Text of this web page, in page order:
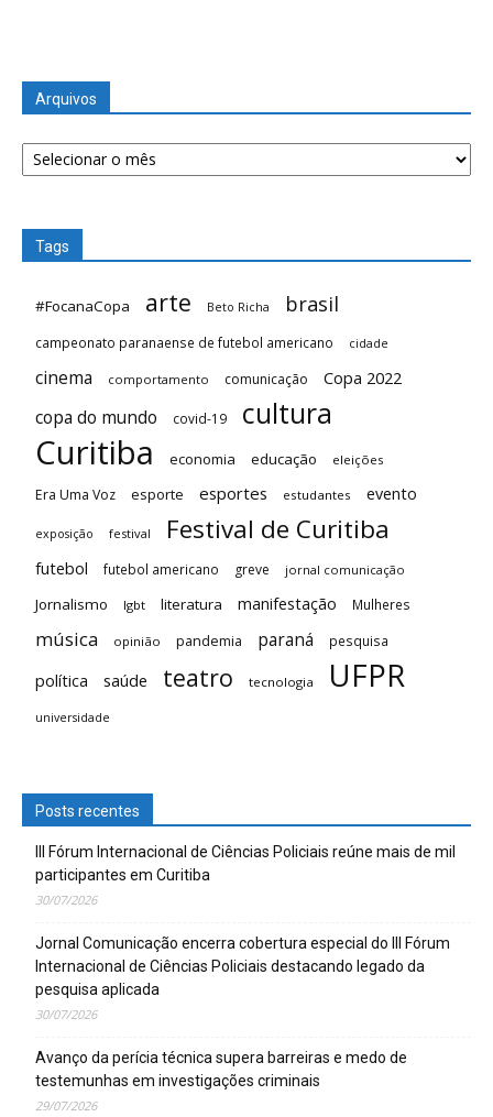
Arquivos
Arquivos
Tags
#FocanaCopa arte Beto Richa brasil
campeonato paranaense de futebol americano cidade
cinema comportamento comunicação Copa 2022
copa do mundo covid-19 cultura
Curitiba economia educação eleições
Era Uma Voz esporte esportes estudantes evento
exposição festival Festival de Curitiba
futebol futebol americano greve jornal comunicação
Jornalismo lgbt literatura manifestação Mulheres
música opinião pandemia paraná pesquisa
política saúde teatro tecnologia UFPR
universidade
Posts recentes
III Fórum Internacional de Ciências Policiais reúne mais de mil
participantes em Curitiba
30/07/2026
Jornal Comunicação encerra cobertura especial do III Fórum
Internacional de Ciências Policiais destacando legado da
pesquisa aplicada
30/07/2026
Avanço da perícia técnica supera barreiras e medo de
testemunhas em investigações criminais
29/07/2026